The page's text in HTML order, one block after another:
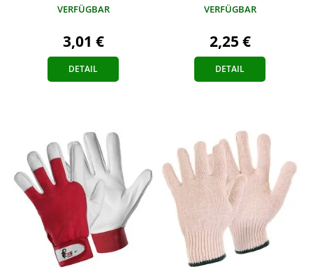
VERFÜGBAR
3,01 €
DETAIL
VERFÜGBAR
2,25 €
DETAIL